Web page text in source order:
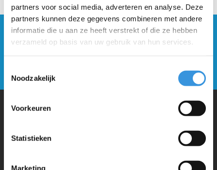
partners voor social media, adverteren en analyse. Deze
partners kunnen deze gegevens combineren met andere
informatie die u aan ze heeft verstrekt of die ze hebben
verzameld op basis van uw gebruik van hun services.
Noodzakelijk
Voorkeuren
Statistieken
Marketing
Blijf op de hoogte en schrijf je in voor onze
nieuwsbrief
iconische 3-wielige step. Al onze steps worden met veel aandacht en